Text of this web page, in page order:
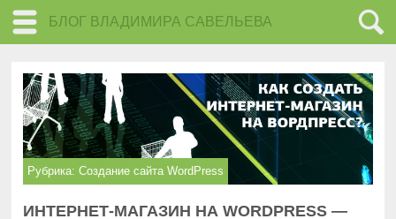
БЛОГ ВЛАДИМИРА САВЕЛЬЕВА
Рубрика:Создание сайта WordPress
ИНТЕРНЕТ-МАГАЗИН НА WORDPRESS —